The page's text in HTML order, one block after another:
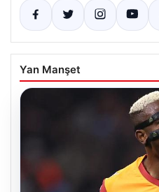
Yan Manşet